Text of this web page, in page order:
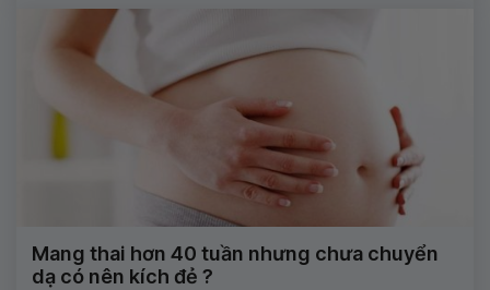
Mang thai hơn 40 tuần nhưng chưa chuyển
dạ có nên kích đẻ ?